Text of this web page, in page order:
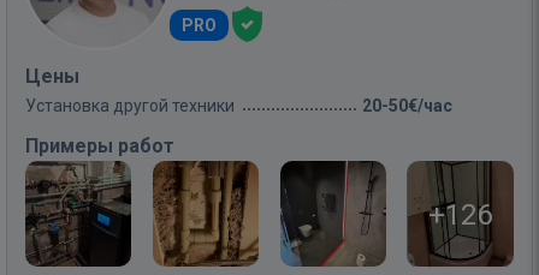
PRO
Цены
Установка другой техники 20-50€/час
Примеры работ
+126